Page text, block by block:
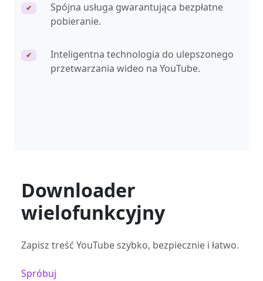
✔
Spójna usługa gwarantująca bezpłatne
pobieranie.
✔
Inteligentna technologia do ulepszonego
przetwarzania wideo na YouTube.
Downloader
wielofunkcyjny
Zapisz treść YouTube szybko, bezpiecznie i łatwo.
Spróbuj